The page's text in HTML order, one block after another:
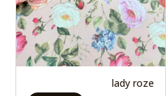
lady roze